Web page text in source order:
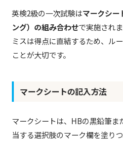
英検2級の一次試験はマークシー
ング）の組み合わせで実施され
ミスは得点に直結するため、ル
ことが大切です。
マークシートの記入方法
マークシートは、HBの黒鉛筆ま
当する選択肢のマーク欄を塗り